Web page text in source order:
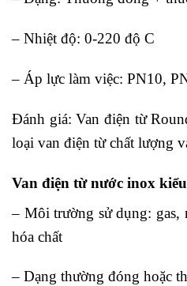
– Nhiệt độ: 0-220 độ C
– Áp lực làm việc: PN10,
Đánh giá: Van điện từ
loại van điện từ chất lượng
Van điện từ nước inox
– Môi trường sử dụng: gas,
hóa chất
– Dạng thường đóng hoặc